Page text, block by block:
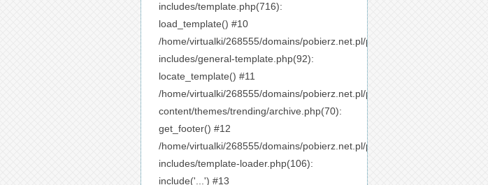
includes/template.php(716):
load_template() #10
/home/virtualki/268555/domains/pobierz.net.pl/public_html/wp-
includes/general-template.php(92):
locate_template() #11
/home/virtualki/268555/domains/pobierz.net.pl/public_html/wp-
content/themes/trending/archive.php(70):
get_footer() #12
/home/virtualki/268555/domains/pobierz.net.pl/public_html/wp-
includes/template-loader.php(106):
include('...') #13